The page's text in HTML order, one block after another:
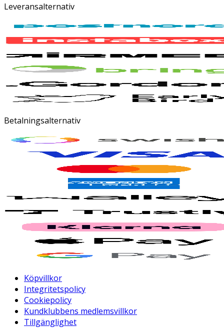
Leveransalternativ
Betalningsalternativ
Köpvillkor
Integritetspolicy
Cookiepolicy
Kundklubbens medlemsvillkor
Tillgänglighet